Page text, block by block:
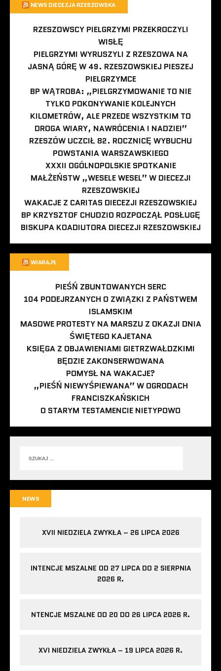
NEWS DIECEZJA RZESZOWSKA
RZESZOWSCY PIELGRZYMI PRZEKROCZYLI
WISŁĘ
PIELGRZYMI WYRUSZYLI Z RZESZOWA NA
JASNĄ GÓRĘ W 49. RZESZOWSKIEJ PIESZEJ
PIELGRZYMCE
BP WĄTROBA: „PIELGRZYMOWANIE TO NIE
TYLKO POKONYWANIE KOLEJNYCH
KILOMETRÓW, ALE PRZEDE WSZYSTKIM TO
DROGA WIARY, NAWRÓCENIA I NADZIEI”
RZESZÓW UCZCIŁ 82. ROCZNICĘ WYBUCHU
POWSTANIA WARSZAWSKIEGO
XXXII OGÓLNOPOLSKIE SPOTKANIE
MAŁŻEŃSTW „WESELE WESEL” W DIECEZJI
RZESZOWSKIEJ
WAKACJE Z CARITAS DIECEZJI RZESZOWSKIEJ
BP KRZYSZTOF CHUDZIO ROZPOCZĄŁ POSŁUGĘ
BISKUPA KOADIUTORA DIECEZJI RZESZOWSKIEJ
WIARA.PL
PIEŚŃ ZBUNTOWANYCH SERC
104 PODEJRZANYCH O ZWIĄZKI Z PAŃSTWEM
ISLAMSKIM
MASOWE PROTESTY NA MARSZU Z OKAZJI DNIA
ŚWIĘTEGO KAJETANA
KSIĘGA Z OBJAWIENIAMI GIETRZWAŁDZKIMI
BĘDZIE ZAKONSERWOWANA
POMYSŁ NA WAKACJE?
„PIEŚŃ NIEWYŚPIEWANA” W OGRODACH
FRANCISZKAŃSKICH
O STARYM TESTAMENCIE NIETYPOWO
NEWS
XVII NIEDZIELA ZWYKŁA – 26 LIPCA 2026
INTENCJE MSZALNE OD 27 LIPCA DO 2 SIERPNIA
2026 R.
NTENCJE MSZALNE OD 20 DO 26 LIPCA 2026 R.
XVI NIEDZIELA ZWYKŁA – 19 LIPCA 2026 R.